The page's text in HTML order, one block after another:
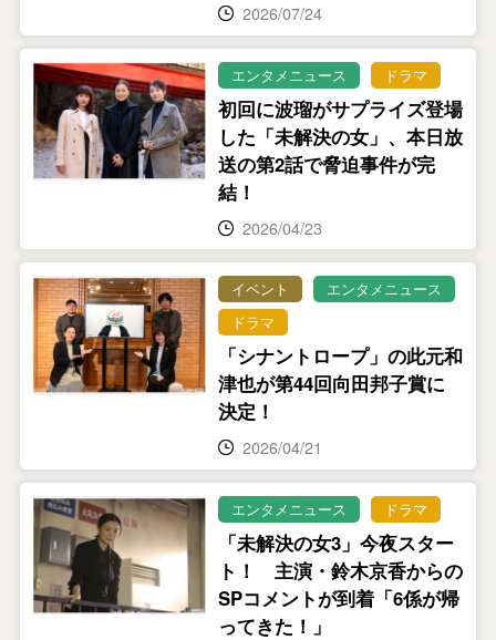
2026/07/24
エンタメニュース ドラマ
初回に波瑠がサプライズ登場
した「未解決の女」、本日放
送の第2話で脅迫事件が完
結！
2026/04/23
イベント
エンタメニュース
ドラマ
「シナントロープ」の此元和
津也が第44回向田邦子賞に
決定！
2026/04/21
エンタメニュース ドラマ
「未解決の女3」今夜スター
ト！ 主演・鈴木京香からの
SPコメントが到着「6係が帰
ってきた！」